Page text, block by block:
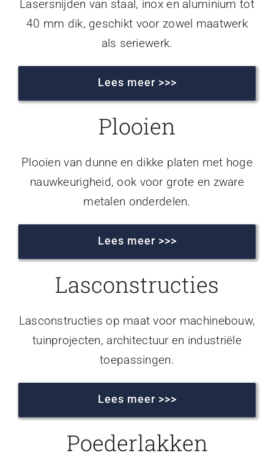
Lasersnijden van staal, inox en aluminium tot
40 mm dik, geschikt voor zowel maatwerk
als seriewerk.
Lees meer >>>
Plooien
Plooien van dunne en dikke platen met hoge
nauwkeurigheid, ook voor grote en zware
metalen onderdelen.
Lees meer >>>
Lasconstructies
Lasconstructies op maat voor machinebouw,
tuinprojecten, architectuur en industriële
toepassingen.
Lees meer >>>
Poederlakken